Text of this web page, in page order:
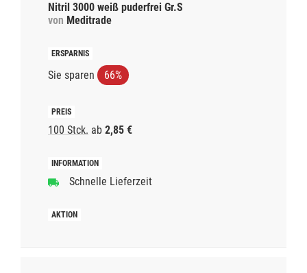
Nitril 3000 weiß puderfrei Gr.S
von Meditrade
Sie sparen 66%
100 Stck. ab 2,85 €
Schnelle Lieferzeit